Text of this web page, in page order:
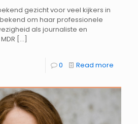
gezicht voor veel kijkers in
om haar professionele
als journaliste en
[…]
0 Read more